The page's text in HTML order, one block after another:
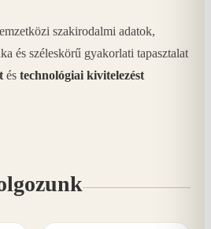
szakirodalmi adatok,
és széleskörű gyakorlati tapasztalat
és technológiai kivitelezést